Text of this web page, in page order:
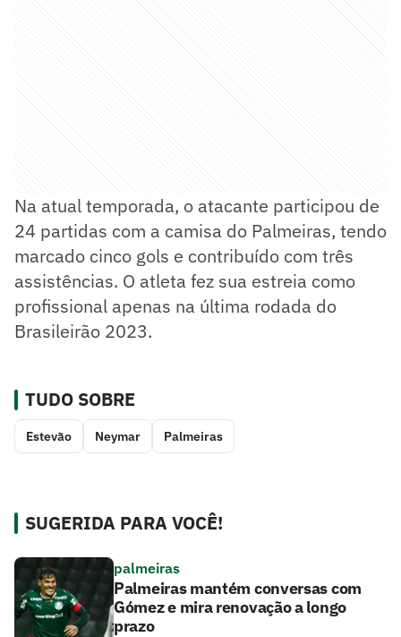
Na atual temporada, o atacante participou de
24 partidas com a camisa do Palmeiras, tendo
marcado cinco gols e contribuído com três
assistências. O atleta fez sua estreia como
profissional apenas na última rodada do
Brasileirão 2023.
TUDO SOBRE
Estevão Neymar Palmeiras
SUGERIDA PARA VOCÊ!
palmeiras
Palmeiras mantém conversas com
Gómez e mira renovação a longo
prazo